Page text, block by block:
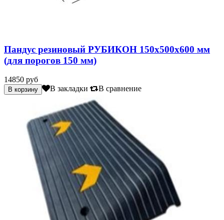
Пандус резиновый РУБИКОН 150х500х600 мм
(для порогов 150 мм)
14850 руб
В закладки В сравнение